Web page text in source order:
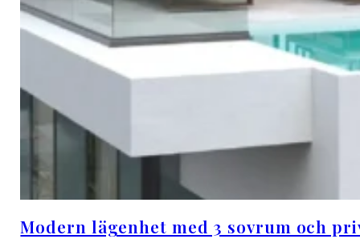
Modern lägenhet med 3 sovrum och